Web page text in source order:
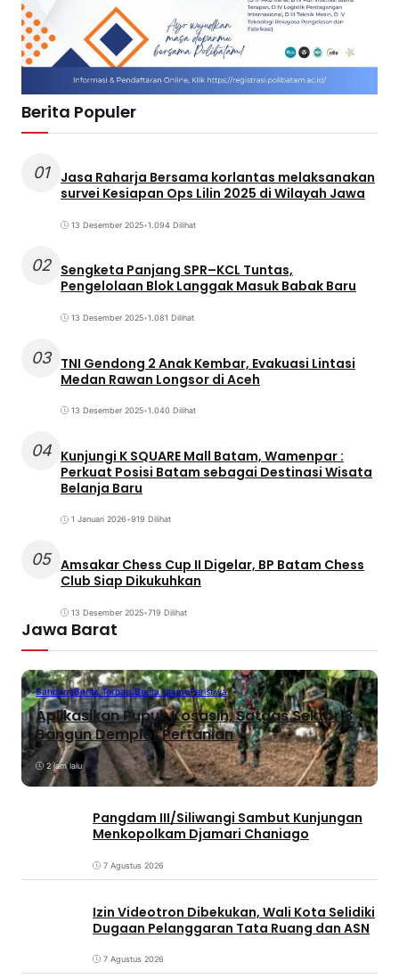
Berita Populer
01
Jasa Raharja Bersama korlantas melaksanakan
survei Kesiapan Ops Lilin 2025 di Wilayah Jawa
13 Desember 2025•1.094 Dilihat
02 Sengketa Panjang SPR–KCL Tuntas,
Pengelolaan Blok Langgak Masuk Babak Baru
13 Desember 2025•1.081 Dilihat
03 TNI Gendong 2 Anak Kembar, Evakuasi Lintasi
Medan Rawan Longsor di Aceh
13 Desember 2025•1.040 Dilihat
04 Kunjungi K SQUARE Mall Batam, Wamenpar :
Perkuat Posisi Batam sebagai Destinasi Wisata
Belanja Baru
1 Januari 2026•919 Dilihat
05 Amsakar Chess Cup II Digelar, BP Batam Chess
Club Siap Dikukuhkan
13 Desember 2025•719 Dilihat
Jawa Barat
BandungBerita TerbaruBerita UtamaPeristiwa
Aplikasikan Pupuk Kosasih, Satgas Sektor 8
Bangun Demplot Pertanian
2 jam lalu
Pangdam III/Siliwangi Sambut Kunjungan
Menkopolkam Djamari Chaniago
7 Agustus 2026
Izin Videotron Dibekukan, Wali Kota Selidiki
Dugaan Pelanggaran Tata Ruang dan ASN
7 Agustus 2026